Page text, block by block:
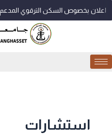
اعلان بخصوص السكن الترقوي المدعم
استشارات